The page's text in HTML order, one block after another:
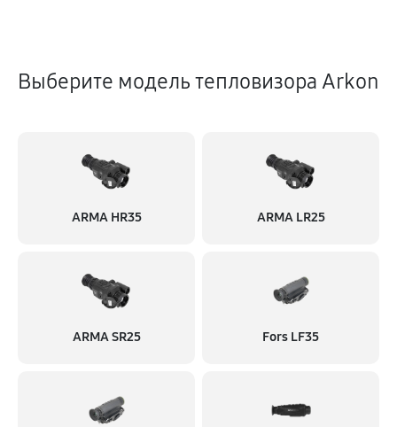
Выберите модель тепловизора Arkon
ARMA HR35 ARMA LR25
ARMA SR25 Fors LF35